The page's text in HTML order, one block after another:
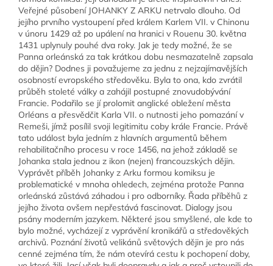
Veřejné působení JOHANKY Z ARKU netrvalo dlouho. Od
jejího prvního vystoupení před králem Karlem VII. v Chinonu
v únoru 1429 až po upálení na hranici v Rouenu 30. května
1431 uplynuly pouhé dva roky. Jak je tedy možné, že se
Panna orleánská za tak krátkou dobu nesmazatelně zapsala
do dějin? Dodnes ji považujeme za jednu z nejzajímavějších
osobností evropského středověku. Byla to ona, kdo zvrátil
průběh stoleté války a zahájil postupné znovudobývání
Francie. Podařilo se jí prolomit anglické obležení města
Orléans a přesvědčit Karla VII. o nutnosti jeho pomazání v
Remeši, jímž posílil svoji legitimitu coby krále Francie. Právě
tato událost byla jedním z hlavních argumentů během
rehabilitačního procesu v roce 1456, na jehož základě se
Johanka stala jednou z ikon (nejen) francouzských dějin.
Vyprávět příběh Johanky z Arku formou komiksu je
problematické v mnoha ohledech, zejména protože Panna
orleánská zůstává záhadou i pro odborníky. Řada příběhů z
jejího života ovšem nepřestává fascinovat. Dialogy jsou
psány moderním jazykem. Některé jsou smyšlené, ale kde to
bylo možné, vycházejí z vyprávění kronikářů a středověkých
archivů. Poznání životů velikánů světových dějin je pro nás
cenné zejména tím, že nám otevírá cestu k pochopení doby,